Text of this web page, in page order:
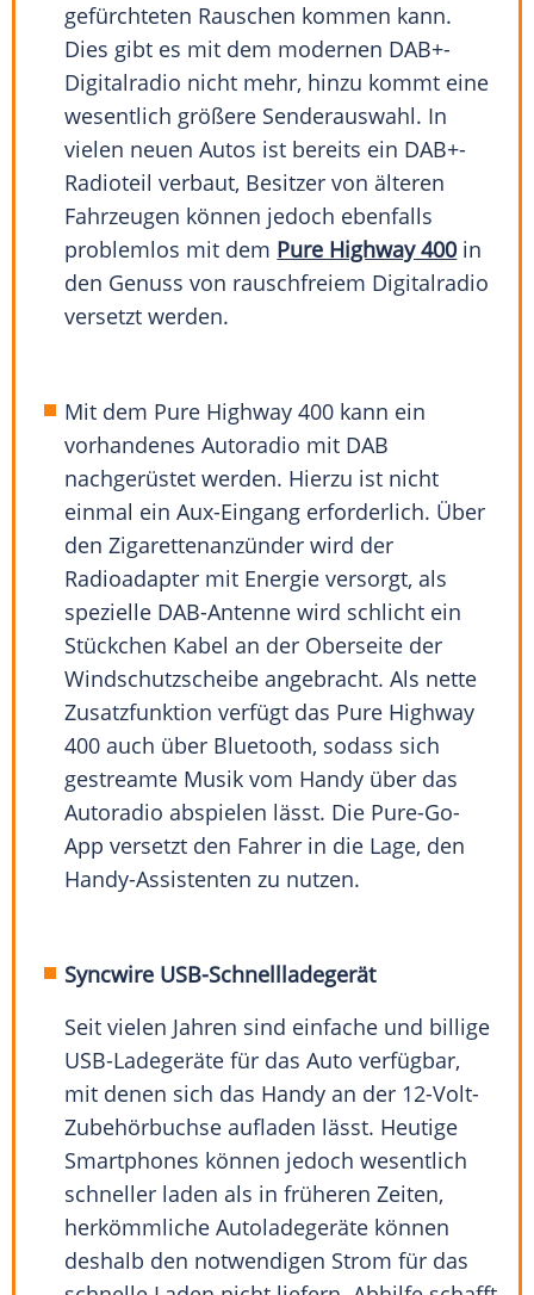
gefürchteten Rauschen kommen kann.
Dies gibt es mit dem modernen DAB+-
Digitalradio nicht mehr, hinzu kommt eine
wesentlich größere Senderauswahl. In
vielen neuen Autos ist bereits ein DAB+-
Radioteil verbaut, Besitzer von älteren
Fahrzeugen können jedoch ebenfalls
problemlos mit dem Pure Highway 400in
den Genuss von rauschfreiem Digitalradio
versetzt werden.
Mit dem Pure Highway 400 kann ein
vorhandenes Autoradio mit DAB
nachgerüstet werden. Hierzu ist nicht
einmal ein Aux-Eingang erforderlich. Über
den Zigarettenanzünder wird der
Radioadapter mit Energie versorgt, als
spezielle DAB-Antenne wird schlicht ein
Stückchen Kabel an der Oberseite der
Windschutzscheibe angebracht. Als nette
Zusatzfunktion verfügt das Pure Highway
400 auch über Bluetooth, sodass sich
gestreamte Musik vom Handy über das
Autoradio abspielen lässt. Die Pure-Go-
App versetzt den Fahrer in die Lage, den
Handy-Assistenten zu nutzen.
Syncwire USB-Schnellladegerät
Seit vielen Jahren sind einfache und billige
USB-Ladegeräte für das Auto verfügbar,
mit denen sich das Handy an der 12-Volt-
Zubehörbuchse aufladen lässt. Heutige
Smartphones können jedoch wesentlich
schneller laden als in früheren Zeiten,
herkömmliche Autoladegeräte können
deshalb den notwendigen Strom für das